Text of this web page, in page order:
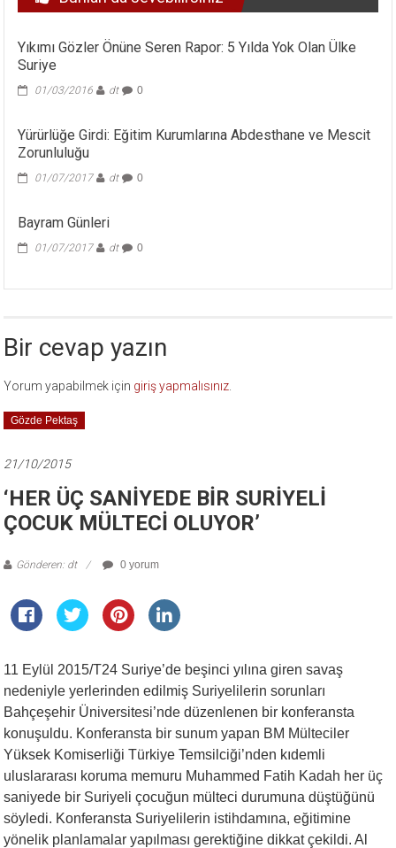
Yıkımı Gözler Önüne Seren Rapor: 5 Yılda Yok Olan Ülke
Suriye
01/03/2016 dt 0
Yürürlüğe Girdi: Eğitim Kurumlarına Abdesthane ve Mescit
Zorunluluğu
01/07/2017 dt 0
Bayram Günleri
01/07/2017 dt 0
Bir cevap yazın
Yorum yapabilmek için giriş yapmalısınız
Gözde Pektaş
21/10/2015
‘HER ÜÇ SANİYEDE BİR SURİYELİ
ÇOCUK MÜLTECİ OLUYOR’
Gönderen: dt 0 yorum
11 Eylül 2015/T24 Suriye’de beşinci yılına giren savaş
nedeniyle yerlerinden edilmiş Suriyelilerin sorunları
Bahçeşehir Üniversitesi’nde düzenlenen bir konferansta
konuşuldu. Konferansta bir sunum yapan BM Mülteciler
Yüksek Komiserliği Türkiye Temsilciği’nden kıdemli
uluslararası koruma memuru Muhammed Fatih Kadah her üç
saniyede bir Suriyeli çocuğun mülteci durumuna düştüğünü
söyledi. Konferansta Suriyelilerin istihdamına, eğitimine
yönelik planlamalar yapılması gerektiğine dikkat çekildi. Al